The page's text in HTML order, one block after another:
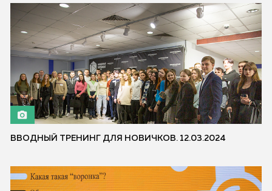
ВВОДНЫЙ ТРЕНИНГ ДЛЯ НОВИЧКОВ. 12.03.2024